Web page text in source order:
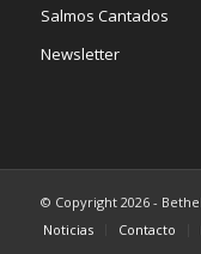
Salmos Cantados
Newsletter
© Copyright 2026 -
Noticias
Contacto